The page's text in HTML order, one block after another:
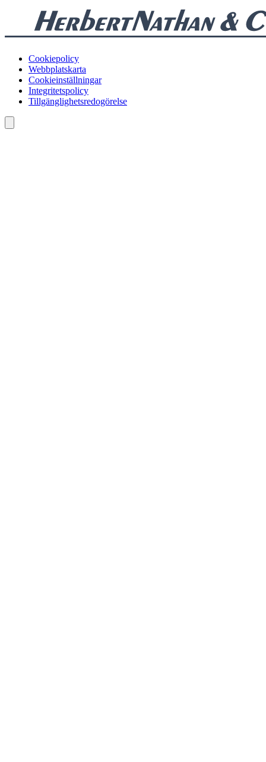
Cookiepolicy
Webbplatskarta
Cookieinställningar
Integritetspolicy
Tillgänglighetsredogörelse